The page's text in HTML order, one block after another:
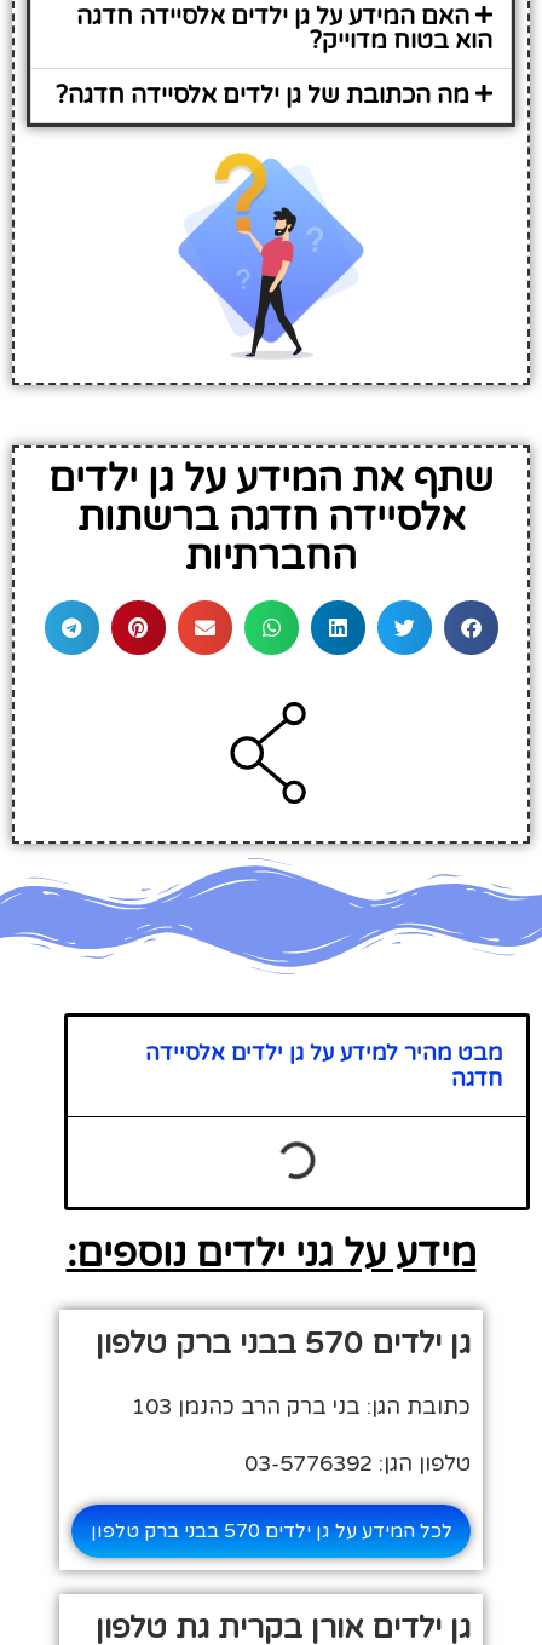
האם המידע על גן ילדים אלסיידה חדגה
הוא בטוח מדוייק?
מה הכתובת של גן ילדים אלסיידה חדגה?
שתף את המידע על גן ילדים
אלסיידה חדגה ברשתות
החברתיות
מבט מהיר למידע על גן ילדים אלסיידה
חדגה
מידע על גני ילדים נוספים:
גן ילדים 570 בבני ברק טלפון
כתובת הגן: בני ברק הרב כהנמן 103
טלפון הגן: 03-5776392
לכל המידע על גן ילדים 570 בבני ברק טלפון
גן ילדים אורן בקרית גת טלפון